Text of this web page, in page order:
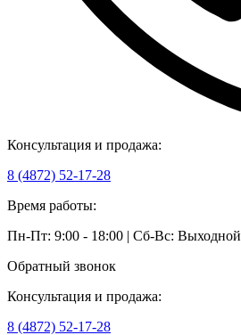
Консультация и продажа:
8 (4872) 52-17-28
Время работы:
Пн-Пт: 9:00 - 18:00 | Сб-Вс: Выходной
Обратный звонок
Консультация и продажа:
8 (4872) 52-17-28